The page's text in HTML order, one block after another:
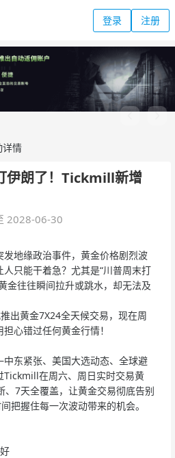
登录 注册
详情
伊朗了！Tickmill新增
2028-06-30
地缘政治事件，黄金价格剧烈波
只能干着急？尤其是“川普周末打
金往往瞬间拉升或跳水，却无法及
出黄金7X24全天候交易，现在周
心错过任何黄金行情！
东紧张、美国大选动态、全球避
在周六、周日实时交易黄
、7天全覆盖，让黄金交易彻底告别
把握住每一次波动带来的机会。